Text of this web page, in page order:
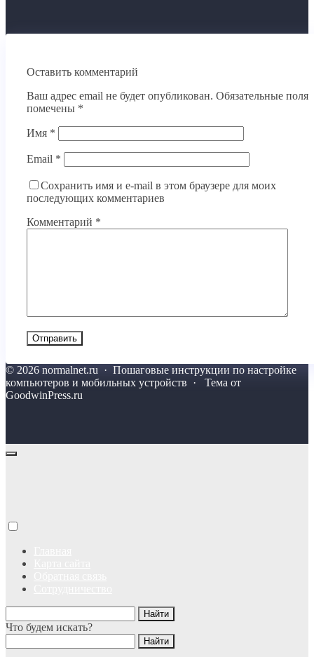
Оставить комментарий
Ваш адрес email не будет опубликован. Обязательные поля
помечены *
Имя *
Email *
Сохранить имя и e-mail в этом браузере для моих
последующих комментариев
Комментарий *
© 2026 normalnet.ru · Пошаговые инструкции по настройке
компьютеров и мобильных устройств · Тема от
GoodwinPress.ru
Что будем искать?